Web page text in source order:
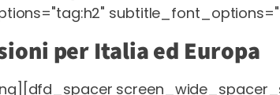
per Italia ed Europa